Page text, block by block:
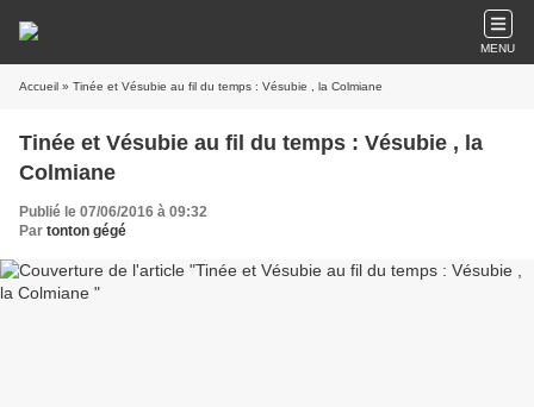
MENU
Accueil » Tinée et Vésubie au fil du temps : Vésubie , la Colmiane
Tinée et Vésubie au fil du temps : Vésubie , la
Colmiane
Publié le 07/06/2016 à 09:32
Par tonton gégé